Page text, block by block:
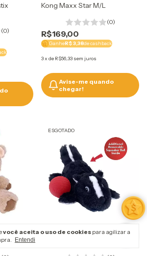
você aceita o uso de cookies para agilizar a
Entendi
(0)
Kong Maxx Star M/L
(0)
R$169,00
GanheR$ 3,38de cashback
3x de R$56,33 sem juros
Avise-me quando
chegar!
M
ESGOTADO
Pelúcia Cozie Pocketz Skunk